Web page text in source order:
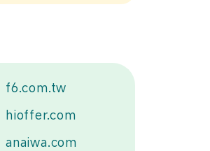
f6.com.tw
hioffer.com
anaiwa.com